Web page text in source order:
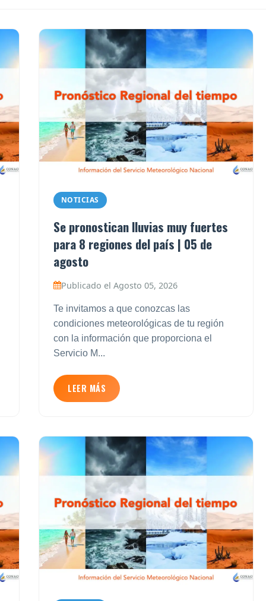
NOTICIAS
Se pronostican lluvias muy fuertes
para 8 regiones del país | 05 de
agosto
Publicado el Agosto 05, 2026
Te invitamos a que conozcas las
condiciones meteorológicas de tu región
con la información que proporciona el
Servicio M...
LEER MÁS